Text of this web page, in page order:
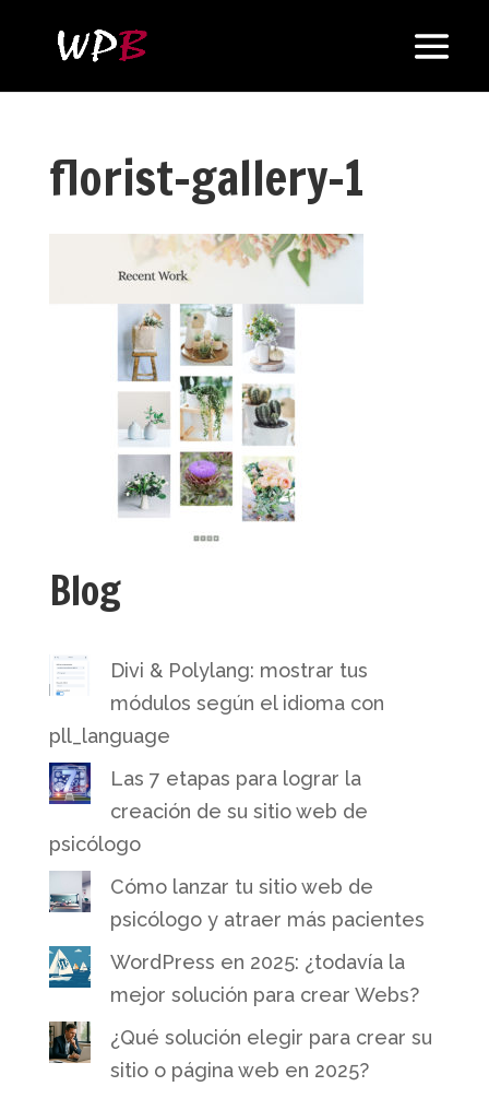
florist-gallery-1
Blog
Divi & Polylang: mostrar tus
módulos según el idioma con
pll_language
Las 7 etapas para lograr la
creación de su sitio web de
psicólogo
Cómo lanzar tu sitio web de
psicólogo y atraer más pacientes
WordPress en 2025: ¿todavía la
mejor solución para crear Webs?
¿Qué solución elegir para crear su
sitio o página web en 2025?